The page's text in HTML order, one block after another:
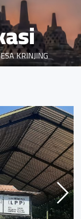
KRINJING